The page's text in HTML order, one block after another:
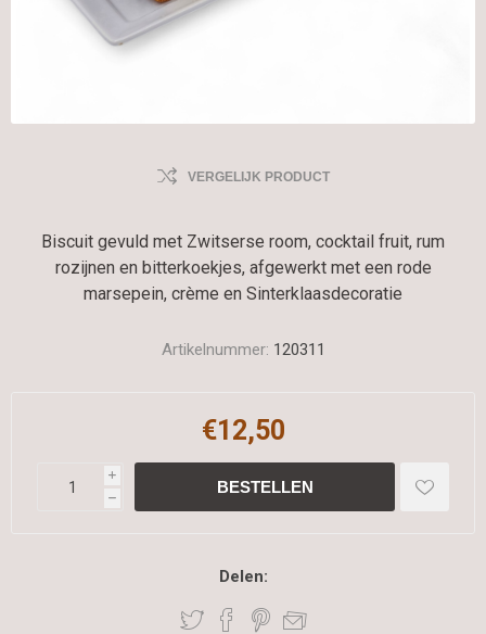
VERGELIJK PRODUCT
Biscuit gevuld met Zwitserse room, cocktail fruit, rum
rozijnen en bitterkoekjes, afgewerkt met een rode
marsepein, crème en Sinterklaasdecoratie
Artikelnummer: 120311
€12,50
i
h
Delen: